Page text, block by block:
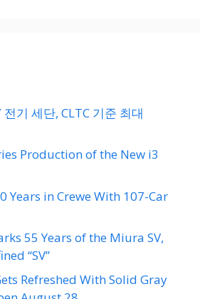
기 세단, CLTC 기준 최대
Production of the New i3
Years in Crewe With 107-Car
55 Years of the Miura SV,
“SV”
Refreshed With Solid Gray